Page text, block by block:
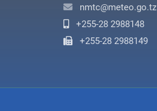
nmtc@meteo.go.tz
+255-28 2988148
+255-28 2988149